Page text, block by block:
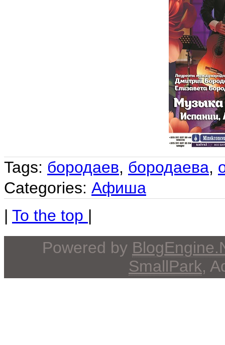
Tags: бородаев, бородаева,
Categories: Афиша
| To the top |
Powered by
SmallPark,